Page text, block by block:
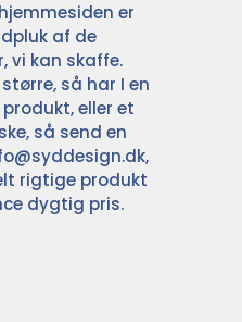
er
af de
vi kan skaffe.
så har I en
eller et
så send en
,
rigtige produkt
dygtig pris.